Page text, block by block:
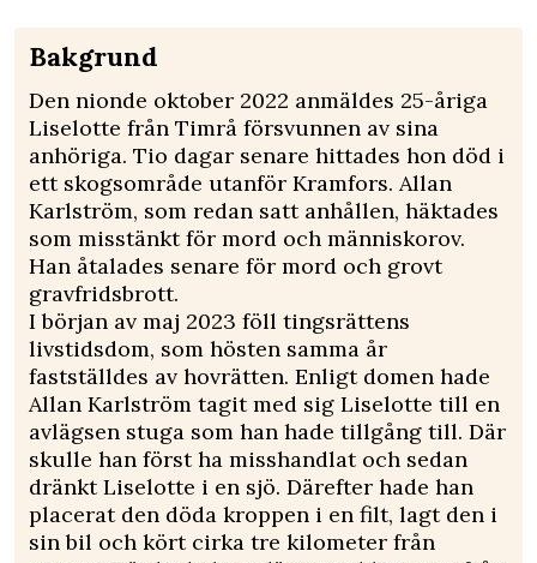
Bakgrund
Den nionde oktober 2022 anmäldes 25-åriga
Liselotte från Timrå försvunnen av sina
anhöriga. Tio dagar senare hittades hon död i
ett skogsområde utanför Kramfors. Allan
Karlström, som redan satt anhållen, häktades
som misstänkt för mord och människorov.
Han åtalades senare för mord och grovt
gravfridsbrott.
I början av maj 2023 föll tingsrättens
livstidsdom, som hösten samma år
fastställdes av hovrätten. Enligt domen hade
Allan Karlström tagit med sig Liselotte till en
avlägsen stuga som han hade tillgång till. Där
skulle han först ha misshandlat och sedan
dränkt Liselotte i en sjö. Därefter hade han
placerat den döda kroppen i en filt, lagt den i
sin bil och kört cirka tre kilometer från